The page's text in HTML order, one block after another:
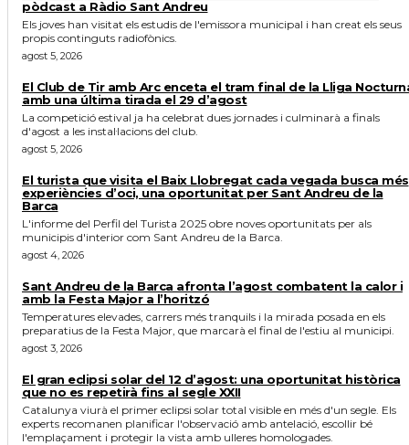
pòdcast a Ràdio Sant Andreu
Els joves han visitat els estudis de l'emissora municipal i han creat els seus
propis continguts radiofònics.
agost 5, 2026
El Club de Tir amb Arc enceta el tram final de la Lliga
amb una última tirada el 29 d’agost
La competició estival ja ha celebrat dues jornades i culminarà a finals
d'agost a les instal·lacions del club.
agost 5, 2026
El turista que visita el Baix Llobregat cada vegada busca més
experiències d’oci, una oportunitat per Sant Andreu de la
Barca
L'informe del Perfil del Turista 2025 obre noves oportunitats per als
municipis d'interior com Sant Andreu de la Barca.
agost 4, 2026
Sant Andreu de la Barca afronta l’agost combatent la calor i
amb la Festa Major a l’horitzó
Temperatures elevades, carrers més tranquils i la mirada posada en els
preparatius de la Festa Major, que marcarà el final de l'estiu al municipi.
agost 3, 2026
El gran eclipsi solar del 12 d’agost: una oportunitat històrica
que no es repetirà fins al segle XXII
Catalunya viurà el primer eclipsi solar total visible en més d'un segle. Els
experts recomanen planificar l'observació amb antelació, escollir bé
l'emplaçament i protegir la vista amb ulleres homologades.